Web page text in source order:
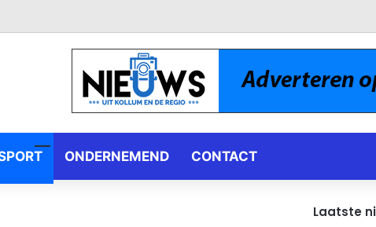
ONDERNEMEND CONTACT
Laatste